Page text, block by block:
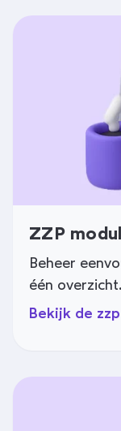
ZZP
Beheer
één overzicht.
Bekijk de